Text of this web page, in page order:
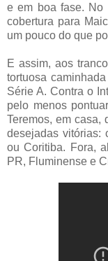
e em boa fase. No
cobertura para
um pouco do que
E assim, aos
tortuosa
Série A. Contra o
pelo menos
Teremos, em casa,
desejadas vitórias:
ou Coritiba. Fora,
PR, Fluminense e